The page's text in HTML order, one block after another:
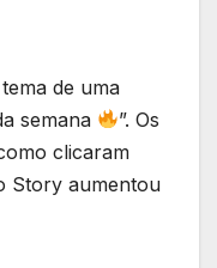
de uma
semana
”. Os
clicaram
Story aumentou